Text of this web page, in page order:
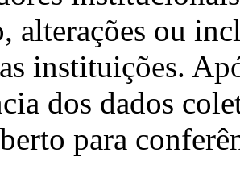
alterações ou
instituições.
dos dados
para